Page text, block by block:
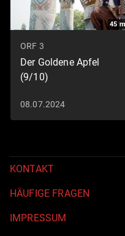
45
ORF 3
Der Goldene Apfel
(9/10)
08.07.2024
KONTAKT
HÄUFIGE FRAGEN
IMPRESSUM